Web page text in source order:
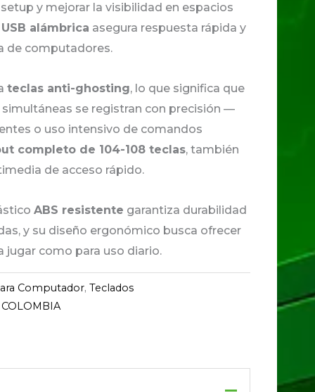
y mejorar la visibilidad en espacios
alámbrica asegura respuesta rápida y
de computadores.
teclas anti-ghosting, lo que significa que
se registran con precisión —
o uso intensivo de comandos
completo de 104-108 teclas, también
de acceso rápido.
ABS resistente garantiza durabilidad
y su diseño ergonómico busca ofrecer
como para uso diario.
Computador,Teclados